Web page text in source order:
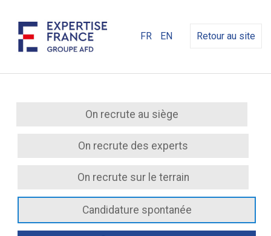
FR EN Retour au site
On recrute au siège
On recrute des experts
On recrute sur le terrain
Candidature spontanée